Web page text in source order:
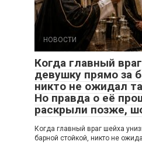
НОВОСТИ
Когда главный
девушку прямо за
никто не ожидал
Но правда о её
раскрыли позже,
Когда главный враг шейха
барной стойкой, никто не